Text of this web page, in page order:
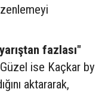
fazlası"
ise Kaçkar by
aktararak,